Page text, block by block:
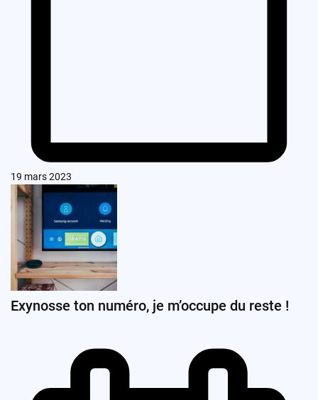
19 mars 2023
Exynosse ton numéro, je m’occupe du reste !